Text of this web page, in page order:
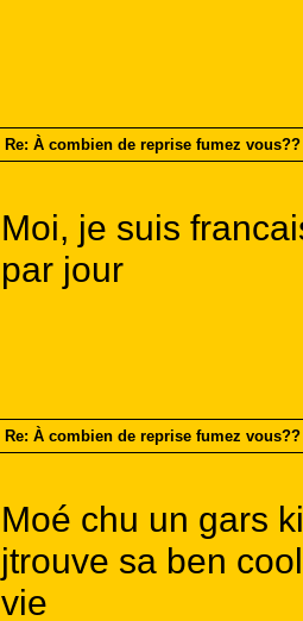
Re: À combien de reprise fumez vous??
Moi, je suis
par jour
Re: À combien de reprise fumez vous??
Moé chu un gars
jtrouve sa ben
vie